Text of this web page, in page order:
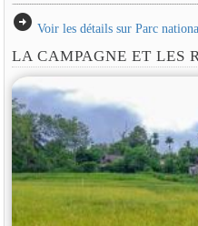
arrow_circle_right Voir les détails sur Parc
LA CAMPAGNE ET LES